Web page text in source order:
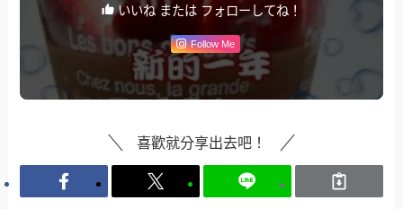
いいね または フォローしてね！
Follow Me
喜歡就分享出去吧！